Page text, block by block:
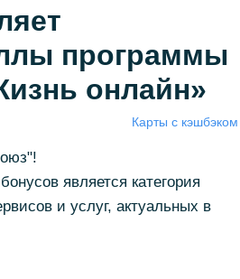
программы
онлайн»
Карты с кэшбэком
является категория
и услуг, актуальных в